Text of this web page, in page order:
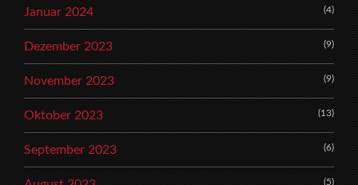
Januar 2024 (4)
Dezember 2023 (9)
November 2023 (9)
Oktober 2023 (13)
September 2023 (6)
(5)